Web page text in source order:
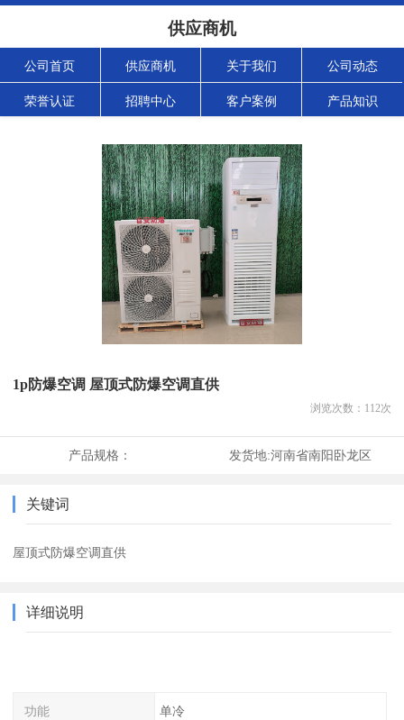
供应商机
公司首页 供应商机 关于我们 公司动态
荣誉认证 招聘中心 客户案例 产品知识
1p防爆空调 屋顶式防爆空调直供
浏览次数： 112次
产品规格： 发货地:河南省南阳卧龙区
关键词
屋顶式防爆空调直供
详细说明
功能 单冷